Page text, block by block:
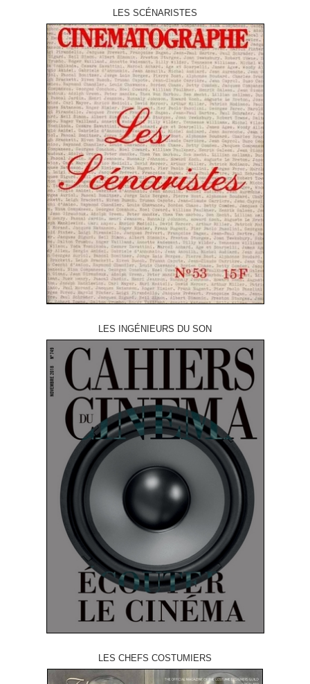
LES SCÉNARISTES
LES INGÉNIEURS DU SON
LES CHEFS COSTUMIERS